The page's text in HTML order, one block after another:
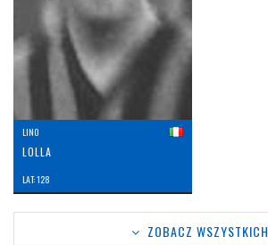
LINO
LOLLA
LAT: 128
ZOBACZ WSZYSTKICH